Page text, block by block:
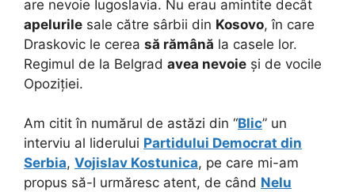
are nevoie Iugoslavia. Nu erau amintite decât
apelurile sale către sârbii din Kosovo, în care
Draskovic le cerea să rămână la casele lor.
Regimul de la Belgrad avea nevoie și de vocile
Opoziției.
Am citit în numărul de astăzi din “Blic” un
interviu al liderului Partidului Democrat din
Serbia, Vojislav Kostunica, pe care mi-am
propus să-l urmăresc atent, de când Nelu